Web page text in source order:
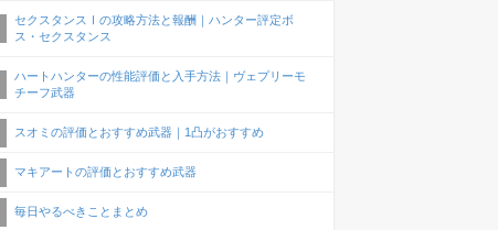
セクスタンスⅠの攻略方法と報酬｜ハンター評定ボ
ス・セクスタンス
ハートハンターの性能評価と入手方法｜ヴェプリーモ
チーフ武器
スオミの評価とおすすめ武器｜1凸がおすすめ
マキアートの評価とおすすめ武器
毎日やるべきことまとめ